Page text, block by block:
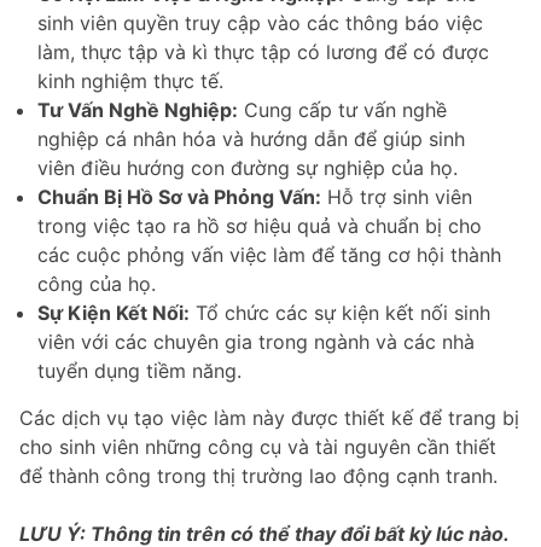
sinh viên quyền truy cập vào các thông báo việc
làm, thực tập và kì thực tập có lương để có được
kinh nghiệm thực tế.
Tư Vấn Nghề Nghiệp: Cung cấp tư vấn nghề
nghiệp cá nhân hóa và hướng dẫn để giúp sinh
viên điều hướng con đường sự nghiệp của họ.
Chuẩn Bị Hồ Sơ và Phỏng Vấn: Hỗ trợ sinh viên
trong việc tạo ra hồ sơ hiệu quả và chuẩn bị cho
các cuộc phỏng vấn việc làm để tăng cơ hội thành
công của họ.
Sự Kiện Kết Nối: Tổ chức các sự kiện kết nối sinh
viên với các chuyên gia trong ngành và các nhà
tuyển dụng tiềm năng.
Các dịch vụ tạo việc làm này được thiết kế để trang bị
cho sinh viên những công cụ và tài nguyên cần thiết
để thành công trong thị trường lao động cạnh tranh.
LƯU Ý: Thông tin trên có thể thay đổi bất kỳ lúc nào.